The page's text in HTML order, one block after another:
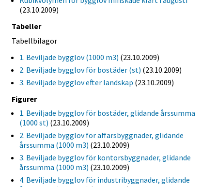
(23.10.2009)
Tabeller
Tabellbilagor
1. Beviljade bygglov (1000 m3) (23.10.2009)
2. Beviljade bygglov för bostäder (st) (23.10.2009)
3. Beviljade bygglov efter landskap (23.10.2009)
Figurer
1. Beviljade bygglov för bostäder, glidande årssumma
(1000 st) (23.10.2009)
2. Beviljade bygglov för affärsbyggnader, glidande
årssumma (1000 m3) (23.10.2009)
3. Beviljade bygglov för kontorsbyggnader, glidande
årssumma (1000 m3) (23.10.2009)
4. Beviljade bygglov för industribyggnader, glidande